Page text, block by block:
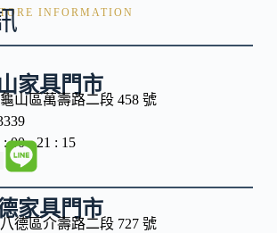
INFORMATION
家具門市
山區萬壽路二段 458 號
00 - 21 : 15
家具門市
德區介壽路二段 727 號